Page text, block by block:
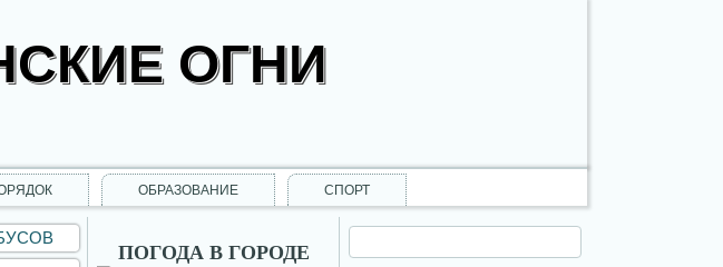
ОГНИ
ОБРАЗОВАНИЕ СПОРТ
ПОГОДА В ГОРОДЕ